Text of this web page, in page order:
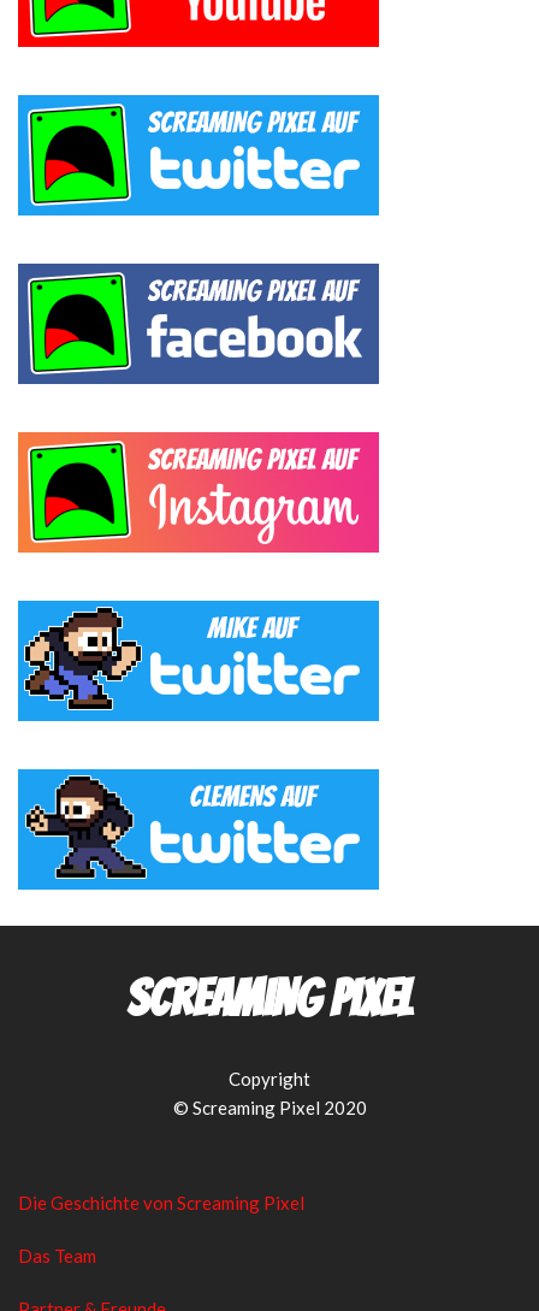
Screaming Pixel
Copyright
© Screaming Pixel 2020
Die Geschichte von Screaming Pixel
Das Team